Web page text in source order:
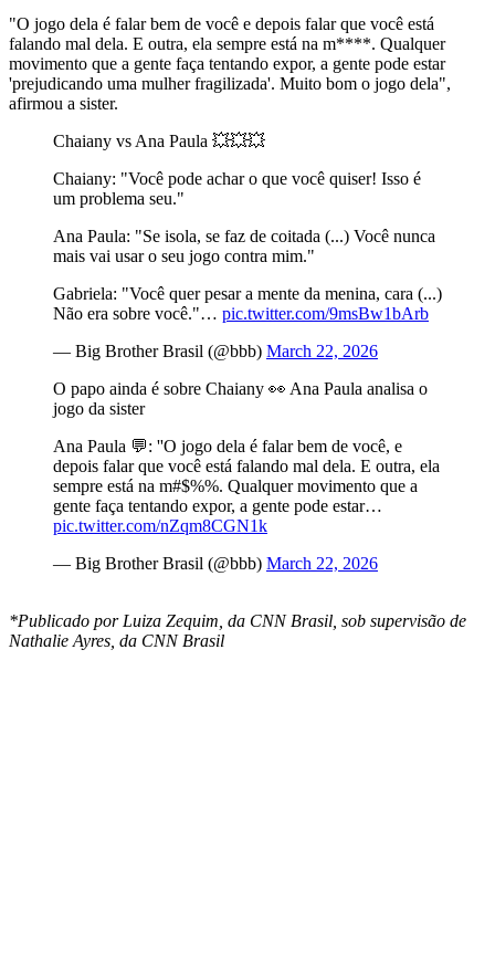
"O jogo dela é falar bem de você e depois falar que você está
falando mal dela. E outra, ela sempre está na m****. Qualquer
movimento que a gente faça tentando expor, a gente pode estar
'prejudicando uma mulher fragilizada'. Muito bom o jogo dela",
afirmou a sister.
Chaiany vs Ana Paula 💥💥💥
Chaiany: "Você pode achar o que você quiser! Isso é
um problema seu."
Ana Paula: "Se isola, se faz de coitada (...) Você nunca
mais vai usar o seu jogo contra mim."
Gabriela: "Você quer pesar a mente da menina, cara (...)
Não era sobre você."… pic.twitter.com/9msBw1bArb
— Big Brother Brasil (@bbb) March 22, 2026
O papo ainda é sobre Chaiany 👀 Ana Paula analisa o
jogo da sister
Ana Paula 💬: ''O jogo dela é falar bem de você, e
depois falar que você está falando mal dela. E outra, ela
sempre está na m#$%%. Qualquer movimento que a
gente faça tentando expor, a gente pode estar…
pic.twitter.com/nZqm8CGN1k
— Big Brother Brasil (@bbb) March 22, 2026
*Publicado por Luiza Zequim, da CNN Brasil, sob supervisão de
Nathalie Ayres, da CNN Brasil